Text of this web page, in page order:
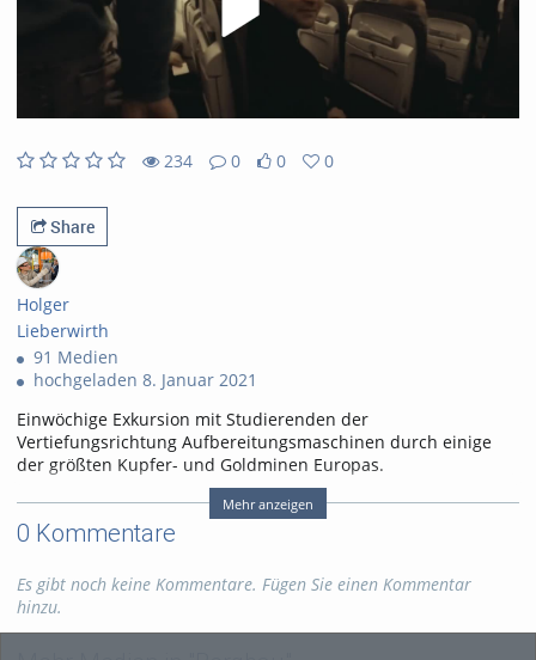
234
0
0
0
Share
Holger
Lieberwirth
91 Medien
hochgeladen 8. Januar 2021
Einwöchige Exkursion mit Studierenden der
Vertiefungsrichtung Aufbereitungsmaschinen durch einige
der größten Kupfer- und Goldminen Europas.
Tags:
tu bergakademie freiberg
institut für aufbereitungsmaschinen
Kategorien:
Wissenschaft,Maschinenbau,
Mehr anzeigen
0 Kommentare
Es gibt noch keine Kommentare. Fügen Sie einen Kommentar
hinzu.